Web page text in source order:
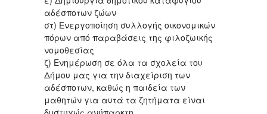
αδέσποτων ζώων
στ) Ενεργοποίηση συλλογής οικονομικών
πόρων από παραβάσεις της φιλοζωικής
νομοθεσίας
ζ) Ενημέρωση σε όλα τα σχολεία του
Δήμου μας για την διαχείριση των
αδέσποτων, καθώς η παιδεία των
μαθητών για αυτά τα ζητήματα είναι